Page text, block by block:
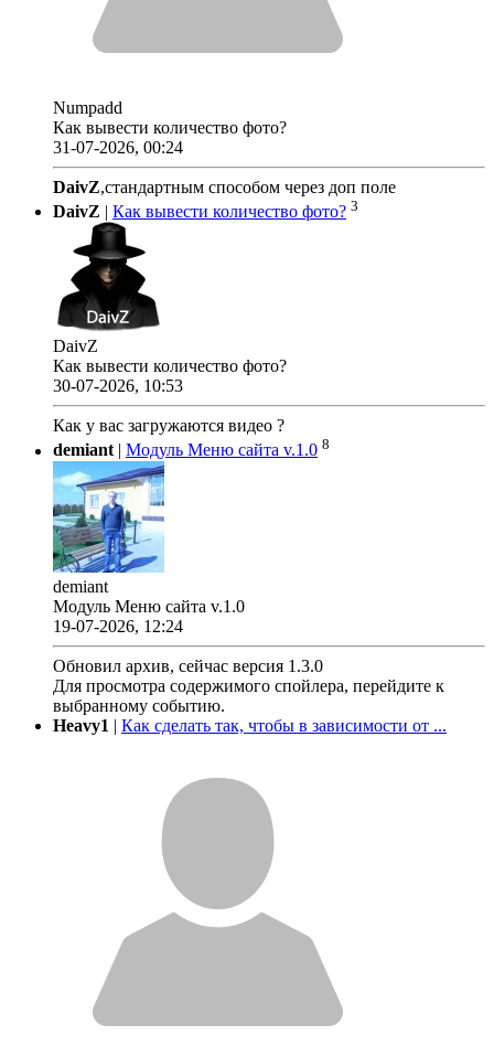
Numpadd
Как вывести количество фото?
31-07-2026, 00:24
DaivZ,стандартным способом через доп поле
DaivZ | Как вывести количество фото? 3
DaivZ
Как вывести количество фото?
30-07-2026, 10:53
Как у вас загружаются видео ?
demiant| Модуль Меню сайта v.1.0 8
demiant
Модуль Меню сайта v.1.0
19-07-2026, 12:24
Обновил архив, сейчас версия 1.3.0
Для просмотра содержимого спойлера, перейдите к
выбранному событию.
Heavy1 | Как сделать так, чтобы в зависимости от ...